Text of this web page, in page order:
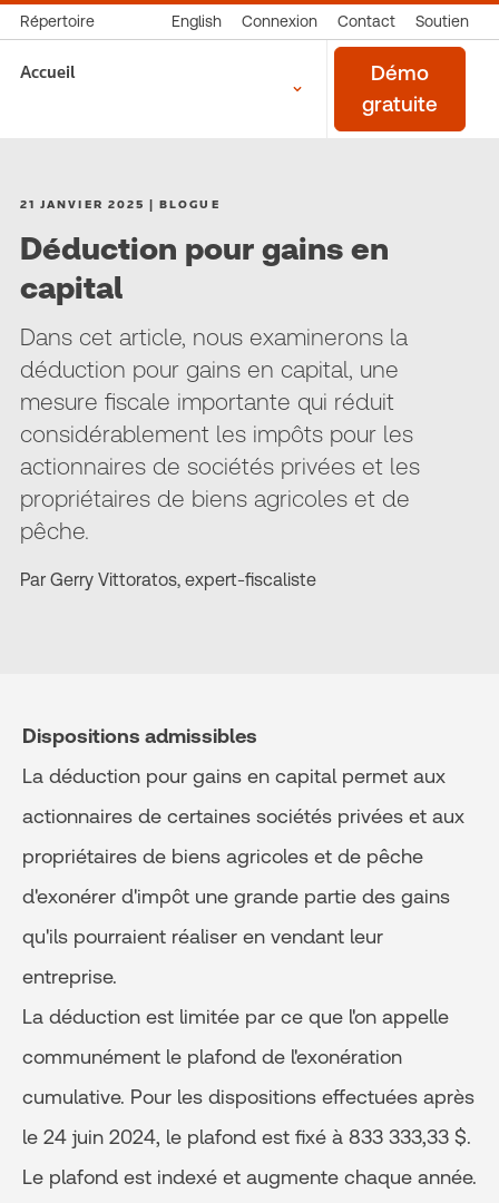
Répertoire English Connexion Contact Soutien
Accueil
Démo
gratuite
21 JANVIER 2025 | BLOGUE
Déduction pour gains en
capital
Dans cet article, nous examinerons la
déduction pour gains en capital, une
mesure fiscale importante qui réduit
considérablement les impôts pour les
actionnaires de sociétés privées et les
propriétaires de biens agricoles et de
pêche.
Par Gerry Vittoratos, expert-fiscaliste
Dispositions admissibles
La déduction pour gains en capital permet aux
actionnaires de certaines sociétés privées et aux
propriétaires de biens agricoles et de pêche
d'exonérer d'impôt une grande partie des gains
qu'ils pourraient réaliser en vendant leur
entreprise.
La déduction est limitée par ce que l'on appelle
communément le plafond de l'exonération
cumulative. Pour les dispositions effectuées après
le 24 juin 2024, le plafond est fixé à 833 333,33 $.
Le plafond est indexé et augmente chaque année.